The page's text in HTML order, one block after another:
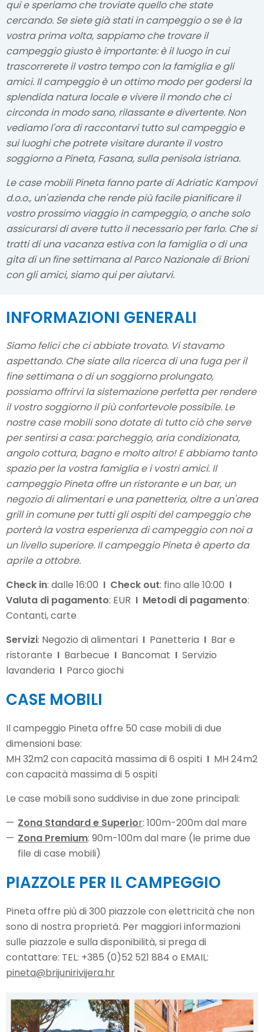
qui e speriamo che troviate quello che state
cercando. Se siete già stati in campeggio o se è la
vostra prima volta, sappiamo che trovare il
campeggio giusto è importante: è il luogo in cui
trascorrerete il vostro tempo con la famiglia e gli
amici. Il campeggio è un ottimo modo per godersi la
splendida natura locale e vivere il mondo che ci
circonda in modo sano, rilassante e divertente. Non
vediamo l'ora di raccontarvi tutto sul campeggio e
sui luoghi che potrete visitare durante il vostro
soggiorno a Pineta, Fasana, sulla penisola istriana.
Le case mobili Pineta fanno parte di Adriatic Kampovi
d.o.o., un'azienda che rende più facile pianificare il
vostro prossimo viaggio in campeggio, o anche solo
assicurarsi di avere tutto il necessario per farlo. Che si
tratti di una vacanza estiva con la famiglia o di una
gita di un fine settimana al Parco Nazionale di Brioni
con gli amici, siamo qui per aiutarvi.
INFORMAZIONI GENERALI
Siamo felici che ci abbiate trovato. Vi stavamo
aspettando. Che siate alla ricerca di una fuga per il
fine settimana o di un soggiorno prolungato,
possiamo offrirvi la sistemazione perfetta per rendere
il vostro soggiorno il più confortevole possibile. Le
nostre case mobili sono dotate di tutto ciò che serve
per sentirsi a casa: parcheggio, aria condizionata,
angolo cottura, bagno e molto altro! E abbiamo tanto
spazio per la vostra famiglia e i vostri amici. Il
campeggio Pineta offre un ristorante e un bar, un
negozio di alimentari e una panetteria, oltre a un'area
grill in comune per tutti gli ospiti del campeggio che
porterà la vostra esperienza di campeggio con noi a
un livello superiore. Il campeggio Pineta è aperto da
aprile a ottobre.
Check in: dalle 16:00 I Check out: fino alle 10:00 I
Valuta di pagamento: EUR I Metodi di pagamento:
Contanti, carte
Servizi: Negozio di alimentari I Panetteria I Bar e
ristorante I Barbecue I Bancomat I Servizio
lavanderia I Parco giochi
CASE MOBILI
Il campeggio Pineta offre 50 case mobili di due
dimensioni base:
MH 32m2 con capacità massima di 6 ospiti I MH 24m2
con capacità massima di 5 ospiti
Le case mobili sono suddivise in due zone principali:
Zona Standard e Superior: 100m-200m dal mare
Zona Premium: 90m-100m dal mare (le prime due
file di case mobili)
PIAZZOLE PER IL CAMPEGGIO
Pineta offre più di 300 piazzole con elettricità che non
sono di nostra proprietà. Per maggiori informazioni
sulle piazzole e sulla disponibilità, si prega di
contattare: TEL: +385 (0)52 521 884 o EMAIL:
pineta@brijunirivijera.hr